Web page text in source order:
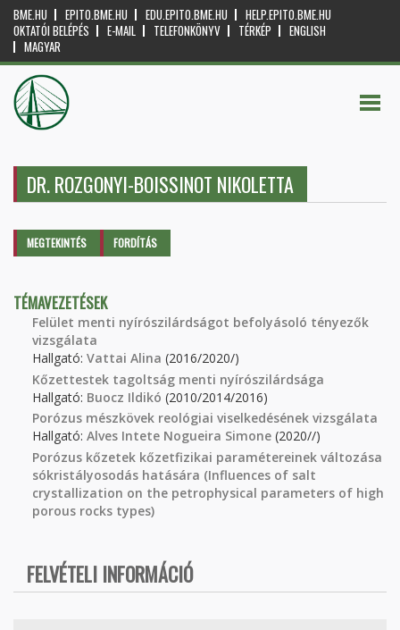
BME.HU EPITO.BME.HU EDU.EPITO.BME.HU
HELP.EPITO.BME.HU
OKTATÓI BELÉPÉS
E-MAIL TELEFONKÖNYV TÉRKÉP
ENGLISH
MAGYAR
DR. ROZGONYI-BOISSINOT NIKOLETTA
Elsődleges fülek
MEGTEKINTÉS (AKTÍVFORDÍTÁS
TÉMAVEZETÉSEK
Felület menti nyírószilárdságot befolyásoló tényezők
vizsgálata
Hallgató: Vattai Alina (2016/2020/)
Kőzettestek tagoltság menti nyírószilárdsága
Hallgató: Buocz Ildikó (2010/2014/2016)
Porózus mészkövek reológiai viselkedésének vizsgálata
Hallgató: Alves Intete Nogueira Simone (2020//)
Porózus kőzetek kőzetfizikai paramétereinek változása
sókristályosodás hatására (Influences of salt
crystallization on the petrophysical parameters of high
porous rocks types)
FELVÉTELI INFORMÁCIÓ